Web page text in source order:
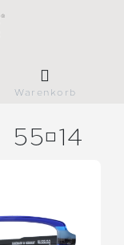
Warenkorb
5514